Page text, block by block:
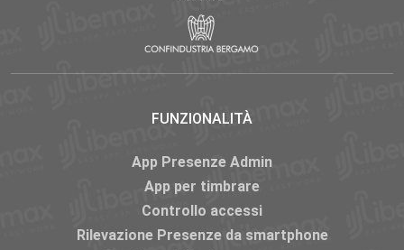
FUNZIONALITÀ
App Presenze Admin
App per timbrare
Controllo accessi
Rilevazione Presenze da smartphone